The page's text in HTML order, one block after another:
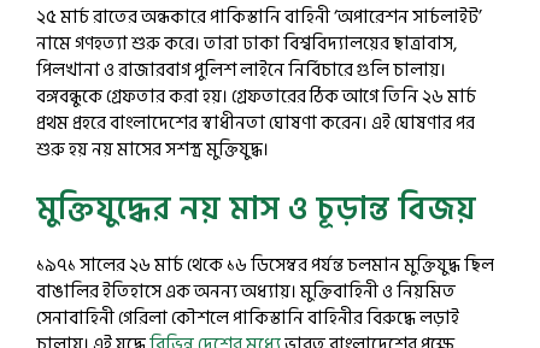
২৫ মার্চ রাতের অন্ধকারে পাকিস্তানি বাহিনী ‘অপারেশন সার্চলাইট’
নামে গণহত্যা শুরু করে। তারা ঢাকা বিশ্ববিদ্যালয়ের ছাত্রাবাস,
পিলখানা ও রাজারবাগ পুলিশ লাইনে নির্বিচারে গুলি চালায়।
বঙ্গবন্ধুকে গ্রেফতার করা হয়। গ্রেফতারের ঠিক আগে তিনি ২৬ মার্চ
প্রথম প্রহরে বাংলাদেশের স্বাধীনতা ঘোষণা করেন। এই ঘোষণার পর
শুরু হয় নয় মাসের সশস্ত্র মুক্তিযুদ্ধ।
মুক্তিযুদ্ধের নয় মাস ও চূড়ান্ত বিজয়
১৯৭১ সালের ২৬ মার্চ থেকে ১৬ ডিসেম্বর পর্যন্ত চলমান মুক্তিযুদ্ধ ছিল
বাঙালির ইতিহাসে এক অনন্য অধ্যায়। মুক্তিবাহিনী ও নিয়মিত
সেনাবাহিনী গেরিলা কৌশলে পাকিস্তানি বাহিনীর বিরুদ্ধে লড়াই